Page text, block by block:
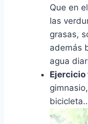
Que en
las
grasas,
además
agua